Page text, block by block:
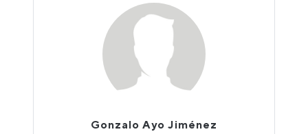
Gonzalo Ayo Jiménez